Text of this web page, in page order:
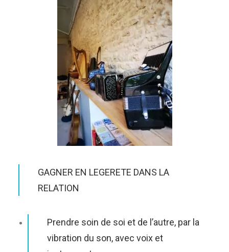
GAGNER EN LEGERETE DANS LA
RELATION
Prendre soin de soi et de l’autre, par la
vibration du son, avec voix et